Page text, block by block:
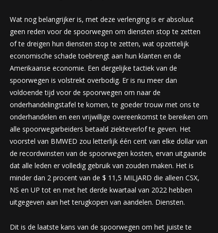
Wat nog belangrijker is, met deze verlenging is er absoluut
geen reden voor de spoorwegen om diensten stop te zetten
of te dreigen hun diensten stop te zetten, wat opzettelijk
economische schade toebrengt aan hun klanten en de
Amerikaanse economie. Een dergelijke tactiek van de
spoorwegen is volstrekt overbodig. Er is nu meer dan
voldoende tijd voor de spoorwegen om naar de
onderhandelingstafel te komen, te goeder trouw met ons te
onderhandelen en een vrijwillige overeenkomst te bereiken om
alle spoorwegarbeiders betaald ziekteverlof te geven. Het
voorstel van BMWED zou letterlijk één cent van elke dollar van
de recordwinsten van de spoorwegen kosten, ervan uitgaande
dat alle leden er volledig gebruik van zouden maken. Het is
minder dan 2 procent van de $ 11,5 MILJARD die alleen CSX,
NS en UP tot en met het derde kwartaal van 2022 hebben
uitgegeven aan het terugkopen van aandelen. Diensten.
Dit is de laatste kans van de spoorwegen om het juiste te